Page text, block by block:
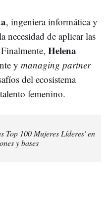
, ingeniera informática y
necesidad de aplicar las
Helena
y managing partner
del ecosistema
femenino.
Top 100 Mujeres Líderes' en
y bases